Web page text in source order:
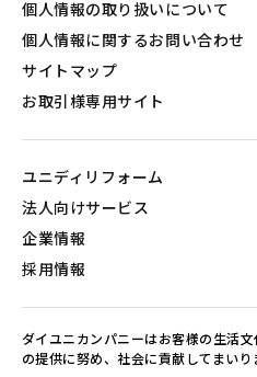
個人情報の取り扱いについて
個人情報に関するお問い合わせ
サイトマップ
お取引様専用サイト
ユニディリフォーム
法人向けサービス
企業情報
採用情報
ダイユニカンパニーはお客様の生活
の提供に努め、社会に貢献してまいり